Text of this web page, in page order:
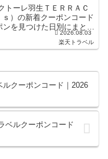
トーレ羽生ＴＥＲＲＡＣ
）の新着クーポンコード
を見つけた日別にまとめ
クーポンにな... 2026.08.03
楽天トラベル
クーポンコード｜2026
ベルクーポンコード